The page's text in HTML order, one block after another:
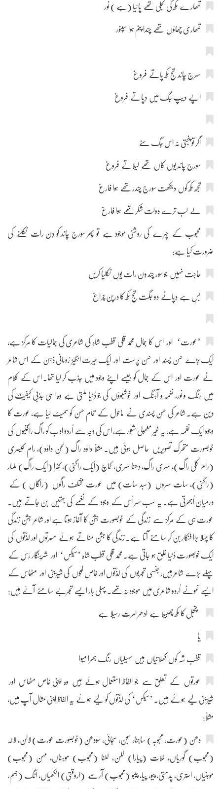
تمھارے مکھ کی تجلی تھے پائیا (ہے ) نور
تمھاری چھاؤں تھے چندا پنم ہوا سپنور
سرج چاند تج مکھ پاتے فروغ
اپے دیپ جگ میں دٖپاتے فروغ
اگر تو پنجتی نہ اس جگ سنے
سورج چاند یوں کاں تھے لیلاتے فروغ
تجھ مکھ کوں دیکھت سورج چندر تھے ہوا فارغ
لے لب ترے دولت شکر تھے ہوا فارغ
محبوب کے چہرے کی روشنی موجود ہے تو پھر سورج چاند کو دِن رات نکلنے کی
ضرورت کیا ہے:
حاجت نہیں جو سور چند دِن رات یوں نکلیا کریں
بسِ ہے دٖپانے دو جگت تج مکھ کا درپن چراغ
’عورت‘ اور اس کا جمال محمد قلی قطب شاہ کی شاعری کی جمالیات کا مرکز ہے،
ایک بڑے حسن پسند اور حسن پرست اور ایک حیرت انگیز رُومانی ذہن کے اس شاعر
نے عورت اور اس کے جمال کو جیسے اپنے وجود میں جذب کر لیا تھا۔ اس کے کلام
میں رنگ و نور، نغمہ و آہنگ اور خوشبوؤں کی جو دُنیا ملتی ہے وہ اسی جذبی کیفیت کی
دین ہے۔ شاعر کی حسن پسندی نے ماحول کے تمام حسن کو سمیٹ لیا ہے، عورت کا
وجود ایک نغمہ ہے، یہ غیر معمولی شعور ہے، اس کی وجہ سے اُردو ادب کو راگ راگنیوں کی
خوبصورت متحرک تصویریں حاصل ہوئی ہیں۔ مثلاً داؤد راگ (لحنِ داؤد)، رام کیسری
(رام کلی راگ)، سری راگ، دھنا سری، کماچ (ایک راگنی)، کنرا (ایک راگ) ملہار
(راگنی)، سات سروں (سبد سات) میں عورت مختلف راگوں (راگاں ) کے
درمیان اُبھرتی ہے۔ یہ سب سر اُس کے وجود کے نغمے کی جہتیں بن جاتے ہیں۔
عورت ہی کے مرکز سے زندگی کے خوبصورت جشن کا آغاز ہوتا ہے اور شاعر جشنِ زندگی
کا پہلا بڑا فنکار بن کر سامنے آتا ہے۔ زندگی کا جشن مناتے ہوئے مسرتوں اور لذّتوں کی
ایک خوبصورت دُنیا خلق ہو جاتی ہے۔ محمد قلی قطب شاہ ’سیکس‘ اور شرینگار رَس کے
پہلے بڑے شاعر ہیں، جنسی تجربوں کی لذّتوں اور خاص لمحوں کی شیرینی اور مٹھاس کے
ایسے نمونے اُردو شاعری میں موجود نہ تھے۔ پہلی بار ایسے تجربے سامنے آئے ہیں:
چنجل کا مکھ چھبیلا ہے ادھر امرت رسیلا ہے
یا
قطب شہ کوں کھلاتیاں ہیں سہیلیاں رنگ بھرا میوا
عورتوں کے تعلق سے جو الفاظ استعمال ہوئے ہیں وہ اپنی خاص مٹھاس اور
شیرینی لیے ہوئے ہیں۔ ’سیکس‘ کی لذّتوں کو لیے ہوئے یہ الفاظ اپنی مثال آپ ہیں،
مثلاً:
دھن (عورت، محبوبہ) ساجنا، سجن، سجائی، سودھن (خوبصورت عورت) لالن، لالہ
(محبوب) گوریاں، للات (پیارا) للن، للنا (محبوب) موہناں، مہن (محبوب)
موہنیاں، استری، پدمتی، پیو، پیا، پیبو (محبوب) آرسے (اروقتی) انکھیاں، انگ (جسم،